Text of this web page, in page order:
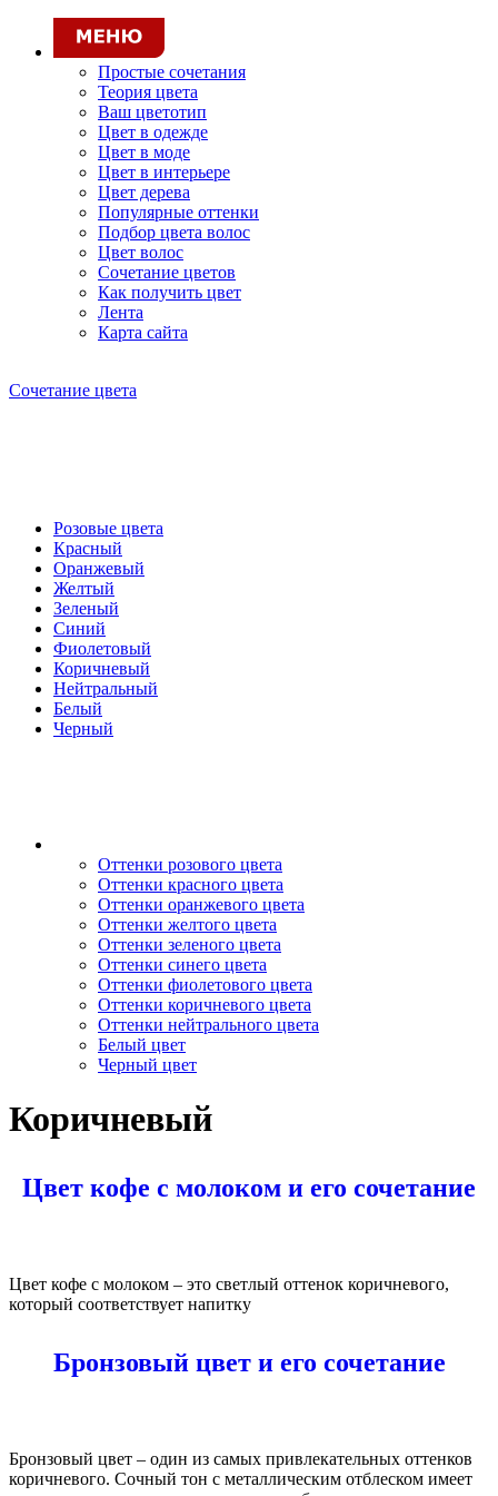
Простые сочетания
Теория цвета
Ваш цветотип
Цвет в одежде
Цвет в моде
Цвет в интерьере
Цвет дерева
Популярные оттенки
Подбор цвета волос
Цвет волос
Сочетание цветов
Как получить цвет
Лента
Карта сайта
Сочетание цвета
Розовые цвета
Красный
Оранжевый
Желтый
Зеленый
Синий
Фиолетовый
Коричневый
Нейтральный
Белый
Черный
Оттенки розового цвета
Оттенки красного цвета
Оттенки оранжевого цвета
Оттенки желтого цвета
Оттенки зеленого цвета
Оттенки синего цвета
Оттенки фиолетового цвета
Оттенки коричневого цвета
Оттенки нейтрального цвета
Белый цвет
Черный цвет
Коричневый
Цвет кофе с молоком и его сочетание
Цвет кофе с молоком – это светлый оттенок коричневого,
который соответствует напитку
Бронзовый цвет и его сочетание
Бронзовый цвет – один из самых привлекательных оттенков
коричневого. Сочный тон с металлическим отблеском имеет